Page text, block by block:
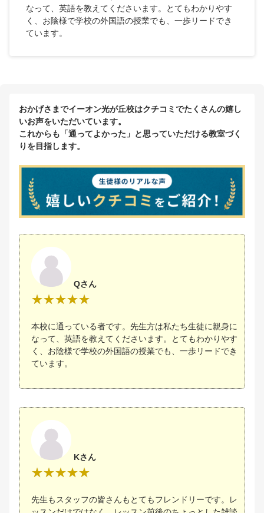
なって、英語を教えてくださいます。とてもわかりやす
く、お陰様で学校の外国語の授業でも、一歩リードでき
ています。
おかげさまでイーオン光が丘校はクチコミでたくさんの嬉し
いお声をいただいています。
これからも「通ってよかった」と思っていただける教室づく
りを目指します。
Qさん
本校に通っている者です。先生方は私たち生徒に親身に
なって、英語を教えてくださいます。とてもわかりやす
く、お陰様で学校の外国語の授業でも、一歩リードでき
ています。
Kさん
先生もスタッフの皆さんもとてもフレンドリーです。レ